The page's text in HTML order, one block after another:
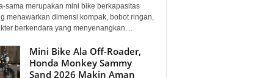
sama merupakan mini bike berkapasitas
menawarkan dimensi kompak, bobot ringan,
berkendara yang menyenangkan....
Mini Bike Ala Off-Roader,
Honda Monkey Sammy
Sand 2026 Makin Aman